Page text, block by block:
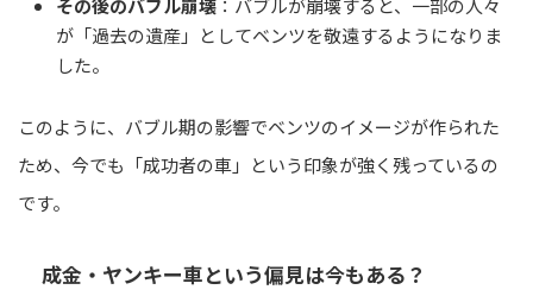
その後のバブル崩壊 ：バブルが崩壊すると、一部の人々
が「過去の遺産」としてベンツを敬遠するようになりま
した。
このように、バブル期の影響でベンツのイメージが作られた
ため、今でも「成功者の車」という印象が強く残っているの
です。
成金・ヤンキー車という偏見は今もある？